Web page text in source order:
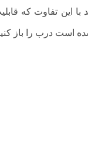
این تفاوت که
است درب را باز